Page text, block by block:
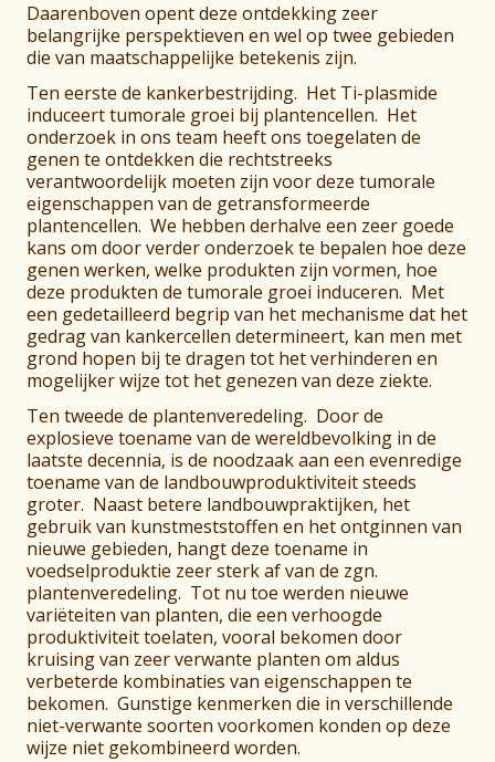
Daarenboven opent deze ontdekking zeer
belangrijke perspektieven en wel op twee gebieden
die van maatschappelijke betekenis zijn.
Ten eerste de kankerbestrijding. Het Ti-plasmide
induceert tumorale groei bij plantencellen. Het
onderzoek in ons team heeft ons toegelaten de
genen te ontdekken die rechtstreeks
verantwoordelijk moeten zijn voor deze tumorale
eigenschappen van de getransformeerde
plantencellen. We hebben derhalve een zeer goede
kans om door verder onderzoek te bepalen hoe deze
genen werken, welke produkten zijn vormen, hoe
deze produkten de tumorale groei induceren. Met
een gedetailleerd begrip van het mechanisme dat het
gedrag van kankercellen determineert, kan men met
grond hopen bij te dragen tot het verhinderen en
mogelijker wijze tot het genezen van deze ziekte.
Ten tweede de plantenveredeling. Door de
explosieve toename van de wereldbevolking in de
laatste decennia, is de noodzaak aan een evenredige
toename van de landbouwproduktiviteit steeds
groter. Naast betere landbouwpraktijken, het
gebruik van kunstmeststoffen en het ontginnen van
nieuwe gebieden, hangt deze toename in
voedselproduktie zeer sterk af van de zgn.
plantenveredeling. Tot nu toe werden nieuwe
variëteiten van planten, die een verhoogde
produktiviteit toelaten, vooral bekomen door
kruising van zeer verwante planten om aldus
verbeterde kombinaties van eigenschappen te
bekomen. Gunstige kenmerken die in verschillende
niet-verwante soorten voorkomen konden op deze
wijze niet gekombineerd worden.